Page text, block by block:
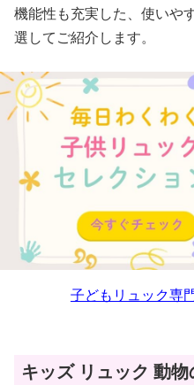
機能性も充実した、使いや
選してご紹介します。
子どもリュック専
キッズ リュック 動